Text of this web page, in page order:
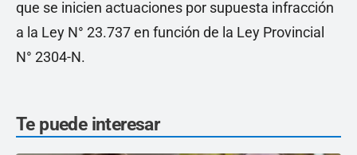
que se inicien actuaciones por supuesta infracción
a la Ley N° 23.737 en función de la Ley Provincial
N° 2304-N.
Te puede interesar